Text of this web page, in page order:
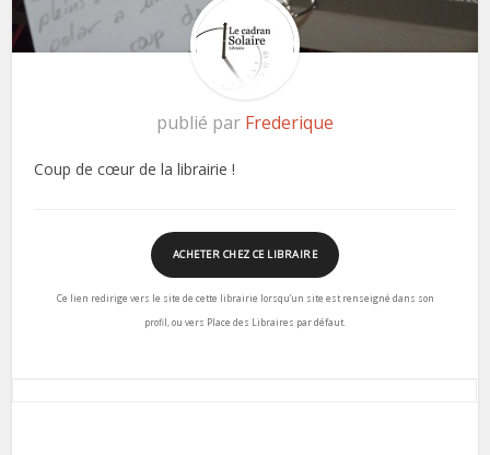
publié par Frederique
Coup de cœur de la librairie !
ACHETER CHEZ CE LIBRAIRE
Ce lien redirige vers le site de cette librairie lorsqu’un site est renseigné dans son
profil, ou vers Place des Libraires par défaut.